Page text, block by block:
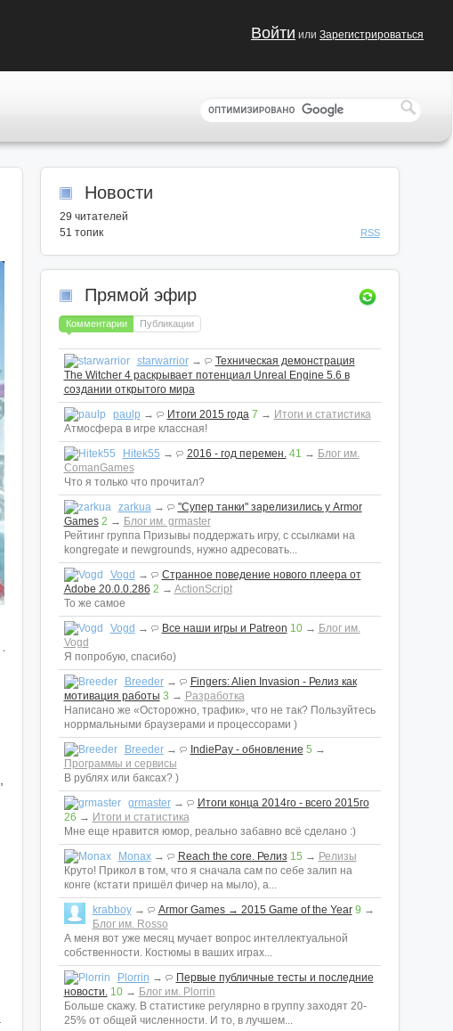
Войти или Зарегистрироваться
Новости
29 читателей
51 топик
RSS
Прямой эфир
Комментарии Публикации
starwarrior→
Техническая демонстрация
The Witcher 4 раскрывает потенциал Unreal Engine 5.6 в
создании открытого мира
paulp → Итоги 2015 года 7 → Итоги и статистика
Атмосфера в игре классная!
Hitek55 → 2016 - год перемен. 41 → Блог им.
ComanGames
Что я только что прочитал?
zarkua→
"Супер танки" зарелизились у Armor
Games 2 → Блог им. grmaster
Рейтинг группа Призывы поддержать игру, с ссылками на
kongregate и newgrounds, нужно адресовать...
Vogd →
Странное поведение нового плеера от
Adobe 20.0.0.286 2 → ActionScript
То же самое
Vogd → Все наши игры и Patreon 10→ Блог им.
Vogd
Я попробую, спасибо)
Breeder→
Fingers: Alien Invasion - Релиз как
мотивация работы 3 → Разработка
Написано же «Осторожно, трафик», что не так? Пользуйтесь
норрмальными браузерами и процессорами )
Breeder→ IndiePay - обновление 5 →
Программы и сервисы
В рублях или баксах? )
grmaster→
Итоги конца 2014го - всего 2015го
26 → Итоги и статистика
Мне еще нравится юмор, реально забавно всё сделано :)
Monax→ Reach the core. Релиз 15 → Релизы
Круто! Прикол в том, что я сначала сам по себе залип на
конге (кстати пришёл фичер на мыло), а...
krabboy→ Armor Games → 2015 Game of the Year 9 →
Блог им. Rosso
А меня вот уже месяц мучает вопрос интеллектуальной
собственности. Костюмы в ваших играх...
Plorrin →
Первые публичные тесты и последние
новости. 10→ Блог им. Plorrin
Больше скажу. В статистике регулярно в группу заходят 20-
25% от общей численности. И то, в лучшем...